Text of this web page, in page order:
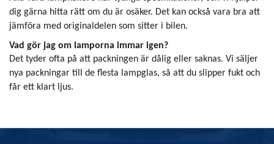
dig gärna hitta rätt om du är osäker. Det kan också vara bra att
jämföra med originaldelen som sitter i bilen.
Vad gör jag om lamporna immar igen?
Det tyder ofta på att packningen är dålig eller saknas. Vi säljer
nya packningar till de flesta lampglas, så att du slipper fukt och
får ett klart ljus.